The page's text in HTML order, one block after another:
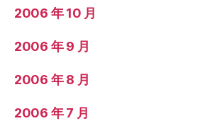
2006 年 10 月
2006 年 9 月
2006 年 8 月
2006 年 7 月